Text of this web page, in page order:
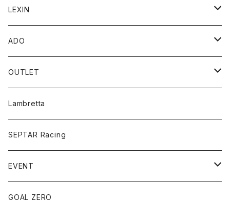
Accessory Parts
CABALLERO
ENDURO/MOTARD
e-Bike
SpeedFun
ジャケット
MEN
WOMEN
トップス
パンツ
MEN
WOMEN
アンダーウエア
MEN
WOMEN
プロテクター
ブーツ
アクセサリー
LEXIN
Bluetoothスピーカー
ポータブルスピーカー
バイク用スピーカー
ポータブル電動空気入れ
バイク用Bluetoothインカム
ADO
電動アシスト自転車
折り畳み
Folding Bike
eBike
型式認定
OUTLET
TCX オフロードブーツ
Lambretta
SEPTAR Racing
EVENT
アサマ・スクランブラーミーティング
GOAL ZERO